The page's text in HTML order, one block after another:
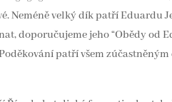
Neméně velký dík patří Eduardu
doporučujeme jeho “Obědy od
patří všem